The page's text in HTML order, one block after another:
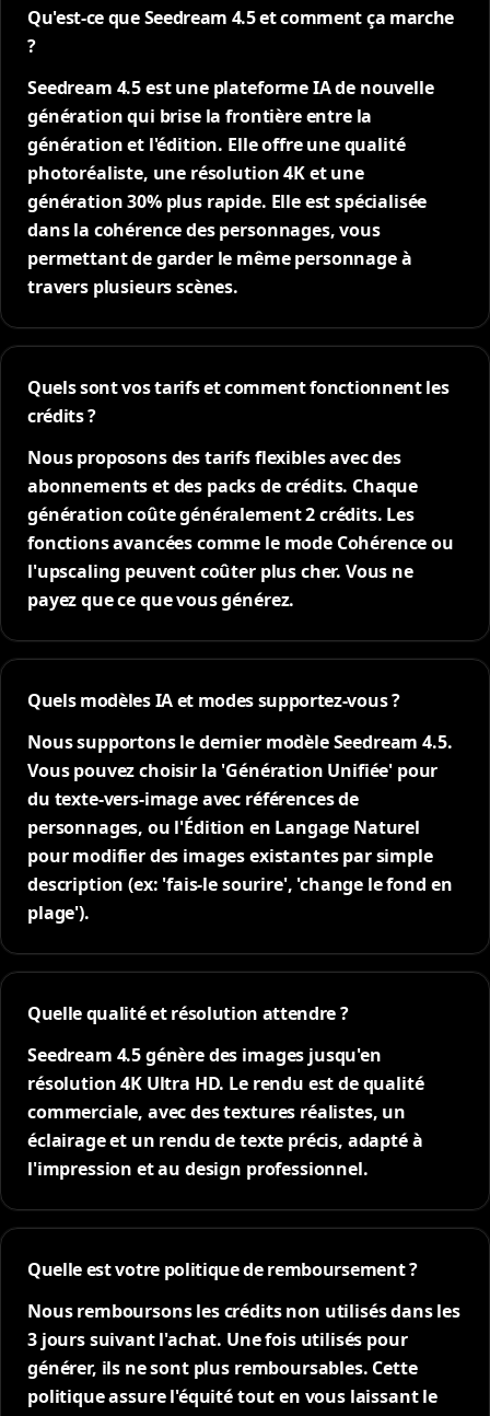
Qu'est-ce que Seedream 4.5 et comment ça marche
?
Seedream 4.5 est une plateforme IA de nouvelle
génération qui brise la frontière entre la
génération et l'édition. Elle offre une qualité
photoréaliste, une résolution 4K et une
génération 30% plus rapide. Elle est spécialisée
dans la cohérence des personnages, vous
permettant de garder le même personnage à
travers plusieurs scènes.
Quels sont vos tarifs et comment fonctionnent les
crédits ?
Nous proposons des tarifs flexibles avec des
abonnements et des packs de crédits. Chaque
génération coûte généralement 2 crédits. Les
fonctions avancées comme le mode Cohérence ou
l'upscaling peuvent coûter plus cher. Vous ne
payez que ce que vous générez.
Quels modèles IA et modes supportez-vous ?
Nous supportons le dernier modèle Seedream 4.5.
Vous pouvez choisir la 'Génération Unifiée' pour
du texte-vers-image avec références de
personnages, ou l'Édition en Langage Naturel
pour modifier des images existantes par simple
description (ex: 'fais-le sourire', 'change le fond en
plage').
Quelle qualité et résolution attendre ?
Seedream 4.5 génère des images jusqu'en
résolution 4K Ultra HD. Le rendu est de qualité
commerciale, avec des textures réalistes, un
éclairage et un rendu de texte précis, adapté à
l'impression et au design professionnel.
Quelle est votre politique de remboursement ?
Nous remboursons les crédits non utilisés dans les
3 jours suivant l'achat. Une fois utilisés pour
générer, ils ne sont plus remboursables. Cette
politique assure l'équité tout en vous laissant le